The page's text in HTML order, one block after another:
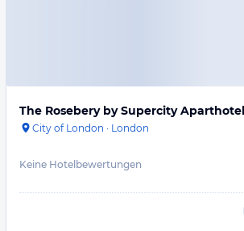
The Rosebery by Supercity
City of London · London
Keine Hotelbewertungen